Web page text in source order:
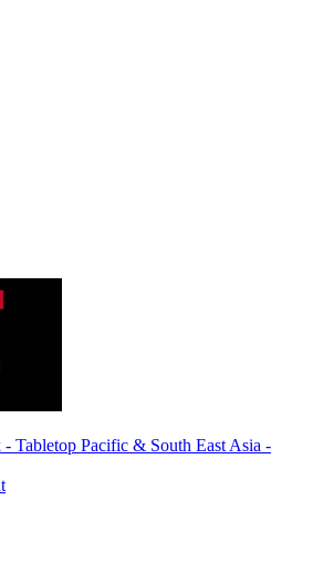
Tabletop Pacific & South East Asia -